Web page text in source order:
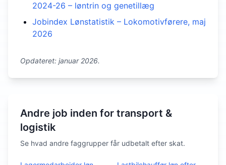
2024-26 – løntrin og genetillæg
Jobindex Lønstatistik – Lokomotivførere, maj
2026
Opdateret: januar 2026.
Andre job inden for transport &
logistik
Se hvad andre faggrupper får udbetalt efter skat.